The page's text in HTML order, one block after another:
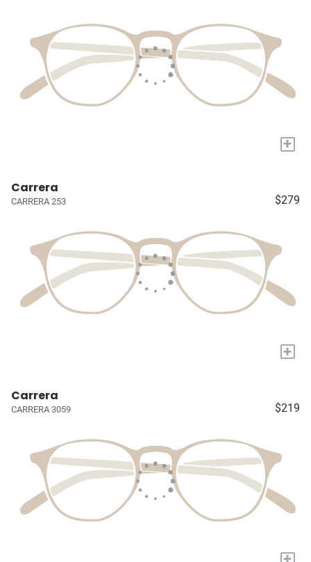
+
Carrera
CARRERA 253 $279
+
Carrera
CARRERA 3059 $219